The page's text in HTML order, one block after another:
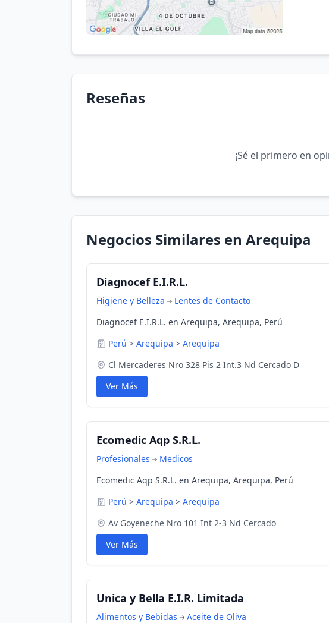
Reseñas
¡Sé el primero en
Negocios Similares en Arequipa
Diagnocef E.I.R.L.
Higiene y Belleza
Lentes de Contacto
Diagnocef E.I.R.L. en Arequipa, Arequipa, Perú
Perú > Arequipa > Arequipa
Cl Mercaderes Nro 328 Pis 2 Int.3 Nd Cercado D
Ver Más
Ecomedic Aqp S.R.L.
Profesionales
Medicos
Ecomedic Aqp S.R.L. en Arequipa, Arequipa, Perú
Perú > Arequipa > Arequipa
Av Goyeneche Nro 101 Int 2-3 Nd Cercado
Ver Más
Unica y Bella E.I.R. Limitada
Alimentos y Bebidas
Aceite de Oliva